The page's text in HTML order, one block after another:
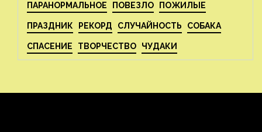
ПАРАНОРМАЛЬНОЕ ПОВЕЗЛО ПОЖИЛЫЕ
ПРАЗДНИК РЕКОРД СЛУЧАЙНОСТЬ СОБАКА
СПАСЕНИЕ ТВОРЧЕСТВО ЧУДАКИ